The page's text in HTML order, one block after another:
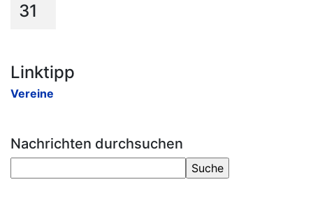
31
Linktipp
Vereine
Nachrichten durchsuchen